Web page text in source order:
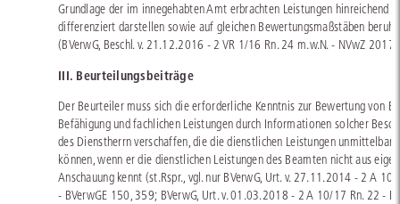
Grundlage der im innegehabten Amt erbrachten Leistungen hinreichend
differenziert darstellen sowie auf gleichen Bewertungsmaßstäben
(BVerwG, Beschl. v. 21.12.2016 - 2 VR 1/16 Rn. 24 m.w.N. - NVwZ
III. Beurteilungsbeiträge
Der Beurteiler muss sich die erforderliche Kenntnis zur Bewertung von
Befähigung und fachlichen Leistungen durch Informationen solcher
des Dienstherrn verschaffen, die die dienstlichen Leistungen unmittelbar
können, wenn er die dienstlichen Leistungen des Beamten nicht aus
Anschauung kennt (st.Rspr., vgl. nur BVerwG, Urt. v. 27.11.2014 - 2 A
- BVerwGE 150, 359; BVerwG, Urt. v. 01.03.2018 - 2 A 10/17 Rn. 22 -